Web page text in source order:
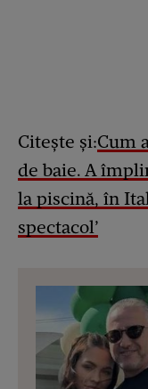
Citește și:Cum
de baie. A
la piscină, în
spectacol’